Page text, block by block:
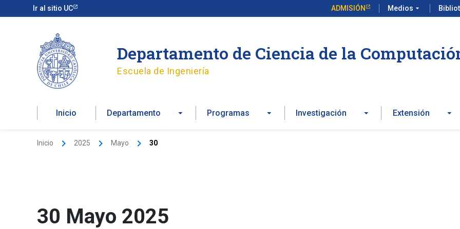
Ir al sitio UC ADMISIÓN Medios arrow_drop_down
al
Departamento de Ciencia de la
Escuela de Ingeniería
Inicio Departamento Programas Investigación Extensión
Inicio 2025 Mayo 30
30 Mayo 2025